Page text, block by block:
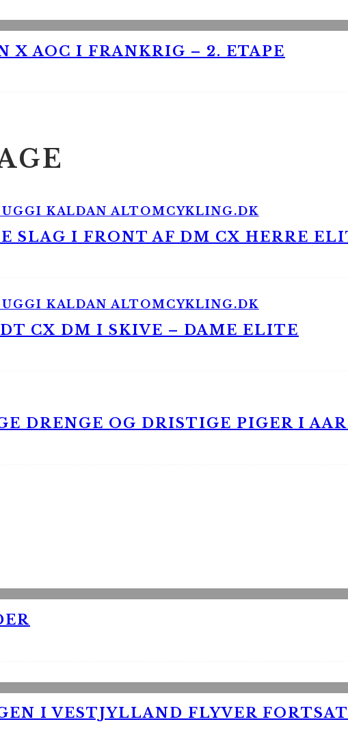
X AOC I FRANKRIG – 2. ETAPE
SLAG I FRONT AF DM CX HERRE
CX DM I SKIVE – DAME ELITE
DRENGE OG DRISTIGE PIGER I
I VESTJYLLAND FLYVER